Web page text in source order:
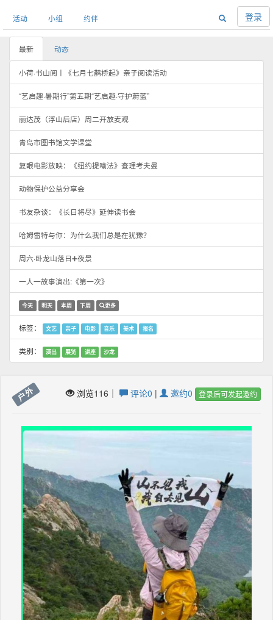
活动 小组 约伴 登录
最新 动态
小荷·书山阅丨《七月七鹊桥起》亲子阅读活动
“艺启趣·暑期行”第五期“艺启趣·守护蔚蓝”
丽达茂（浮山后店）周二开放麦观
青岛市图书馆文学课堂
复眼电影放映：《纽约提喻法》查理考夫曼
动物保护公益分享会
书友杂谈：《长日将尽》延伸读书会
哈姆雷特与你：为什么我们总是在犹豫？
周六·卧龙山落日➕夜景
一人一故事演出:《第一次》
今天 明天 本周 下周 更多
标签： 文艺 亲子 电影 音乐 美术 报名
类别： 演出 展览 讲座 沙龙
户外 浏览116｜ 评论0 | 邀约0 登录后可发起邀约